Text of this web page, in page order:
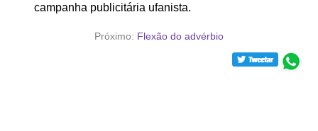
campanha publicitária ufanista.
Próximo: Flexão do advérbio